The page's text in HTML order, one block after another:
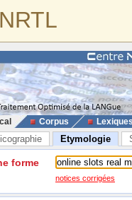
Corpus
Etymologie
forme
notices corrigées